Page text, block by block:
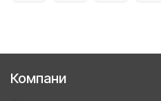
Компани